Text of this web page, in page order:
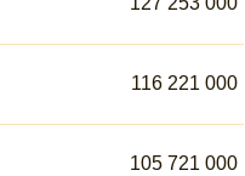
116 221 000
105 721 000